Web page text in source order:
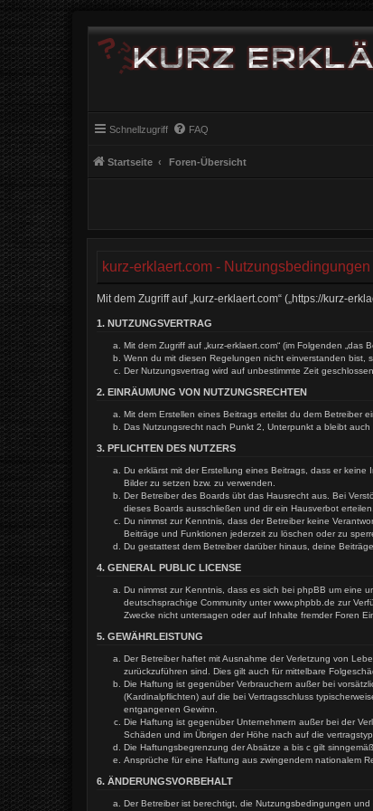
Schnellzugriff FAQ
Startseite Foren-Übersicht
kurz-erklaert.com - Nutzungsbedingungen
Mit dem Zugriff auf „kurz-erklaert.com“ („https://kurz-
1. NUTZUNGSVERTRAG
Mit dem Zugriff auf „kurz-erklaert.com“ (im Folgenden
Wenn du mit diesen Regelungen nicht einverstanden bist,
Der Nutzungsvertrag wird auf unbestimmte Zeit
2. EINRÄUMUNG VON NUTZUNGSRECHTEN
Mit dem Erstellen eines Beitrags erteilst du dem Betreiber
Das Nutzungsrecht nach Punkt 2, Unterpunkt a bleibt
3. PFLICHTEN DES NUTZERS
Du erklärst mit der Erstellung eines Beitrags, dass er
Bilder zu setzen bzw. zu verwenden.
Der Betreiber des Boards übt das Hausrecht aus. Bei
dieses Boards ausschließen und dir ein Hausverbot erteilen.
Du nimmst zur Kenntnis, dass der Betreiber keine
Beiträge und Funktionen jederzeit zu löschen oder zu
Du gestattest dem Betreiber darüber hinaus, deine
4. GENERAL PUBLIC LICENSE
Du nimmst zur Kenntnis, dass es sich bei phpBB um eine
deutschsprachige Community unter www.phpbb.de zur
Zwecke nicht untersagen oder auf Inhalte fremder Foren
5. GEWÄHRLEISTUNG
Der Betreiber haftet mit Ausnahme der Verletzung von
zurückzuführen sind. Dies gilt auch für mittelbare
Die Haftung ist gegenüber Verbrauchern außer bei
(Kardinalpflichten) auf die bei Vertragsschluss
entgangenen Gewinn.
Die Haftung ist gegenüber Unternehmern außer bei der
Schäden und im Übrigen der Höhe nach auf die
Die Haftungsbegrenzung der Absätze a bis c gilt
Ansprüche für eine Haftung aus zwingendem nationalem
6. ÄNDERUNGSVORBEHALT
Der Betreiber ist berechtigt, die Nutzungsbedingungen